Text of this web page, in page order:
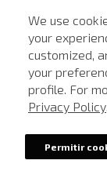
We use
your
customized,
your
profile. For
Privacy Policy
Permitir
© © Copyright
John John
Em
Horário de